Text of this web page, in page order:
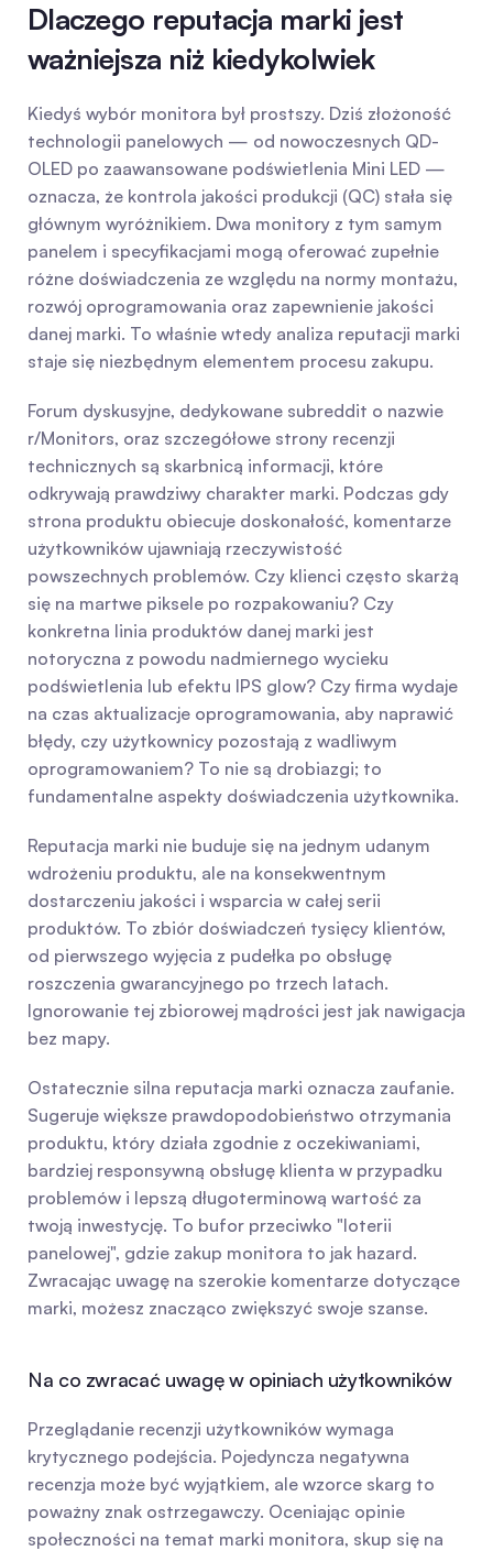
Dlaczego reputacja marki jest
ważniejsza niż kiedykolwiek
Kiedyś wybór monitora był prostszy. Dziś złożoność
technologii panelowych — od nowoczesnych QD-
OLED po zaawansowane podświetlenia Mini LED —
oznacza, że kontrola jakości produkcji (QC) stała się
głównym wyróżnikiem. Dwa monitory z tym samym
panelem i specyfikacjami mogą oferować zupełnie
różne doświadczenia ze względu na normy montażu,
rozwój oprogramowania oraz zapewnienie jakości
danej marki. To właśnie wtedy analiza reputacji marki
staje się niezbędnym elementem procesu zakupu.
Forum dyskusyjne, dedykowane subreddit o nazwie
r/Monitors, oraz szczegółowe strony recenzji
technicznych są skarbnicą informacji, które
odkrywają prawdziwy charakter marki. Podczas gdy
strona produktu obiecuje doskonałość, komentarze
użytkowników ujawniają rzeczywistość
powszechnych problemów. Czy klienci często skarżą
się na martwe piksele po rozpakowaniu? Czy
konkretna linia produktów danej marki jest
notoryczna z powodu nadmiernego wycieku
podświetlenia lub efektu IPS glow? Czy firma wydaje
na czas aktualizacje oprogramowania, aby naprawić
błędy, czy użytkownicy pozostają z wadliwym
oprogramowaniem? To nie są drobiazgi; to
fundamentalne aspekty doświadczenia użytkownika.
Reputacja marki nie buduje się na jednym udanym
wdrożeniu produktu, ale na konsekwentnym
dostarczeniu jakości i wsparcia w całej serii
produktów. To zbiór doświadczeń tysięcy klientów,
od pierwszego wyjęcia z pudełka po obsługę
roszczenia gwarancyjnego po trzech latach.
Ignorowanie tej zbiorowej mądrości jest jak nawigacja
bez mapy.
Ostatecznie silna reputacja marki oznacza zaufanie.
Sugeruje większe prawdopodobieństwo otrzymania
produktu, który działa zgodnie z oczekiwaniami,
bardziej responsywną obsługę klienta w przypadku
problemów i lepszą długoterminową wartość za
twoją inwestycję. To bufor przeciwko "loterii
panelowej", gdzie zakup monitora to jak hazard.
Zwracając uwagę na szerokie komentarze dotyczące
marki, możesz znacząco zwiększyć swoje szanse.
Na co zwracać uwagę w opiniach użytkowników
Przeglądanie recenzji użytkowników wymaga
krytycznego podejścia. Pojedyncza negatywna
recenzja może być wyjątkiem, ale wzorce skarg to
poważny znak ostrzegawczy. Oceniając opinie
społeczności na temat marki monitora, skup się na